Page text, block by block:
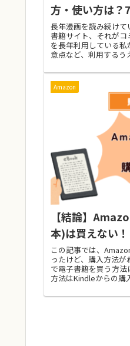
方・使い方は？
長年漫画を読み続け
書籍サイト、それが
を長年利用している
意点など、利用する
Amazon
【結論】
本)は買えない！
この記事では、
ったけど、購入方法
で電子書籍を買う方
方法はKindleからの購